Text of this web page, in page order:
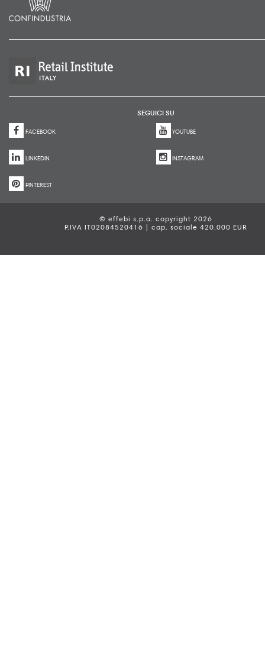
SEGUICI SU
FACEBOOK YOUTUBE
LINKEDIN INSTAGRAM
PINTEREST
© effebi s.p.a. copyright 2026
P.IVA IT02084520416 | cap. sociale 420.000 EUR